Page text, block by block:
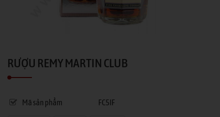
RƯỢU REMY MARTIN CLUB
Mã sản phẩm FC5IF